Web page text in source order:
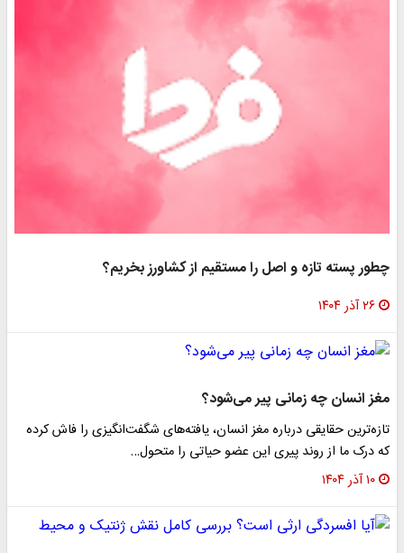
چطور پسته تازه و اصل را مستقیم از کشاورز بخریم؟
۲۶ آذر ۱۴۰۴
مغز انسان چه زمانی پیر می‌شود؟
تازه‌ترین حقایقی درباره مغز انسان، یافته‌های شگفت‌انگیزی را فاش کرده
که درک ما از روند پیری این عضو حیاتی را متحول…
۱۰ آذر ۱۴۰۴